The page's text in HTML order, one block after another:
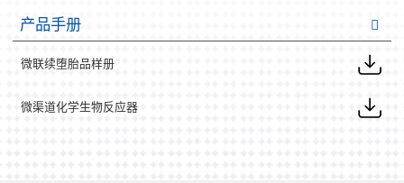
产品手册
微联续堕胎品样册
微渠道化学生物反应器